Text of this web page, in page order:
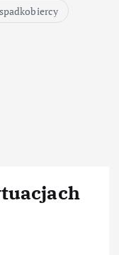
spadkobiercy